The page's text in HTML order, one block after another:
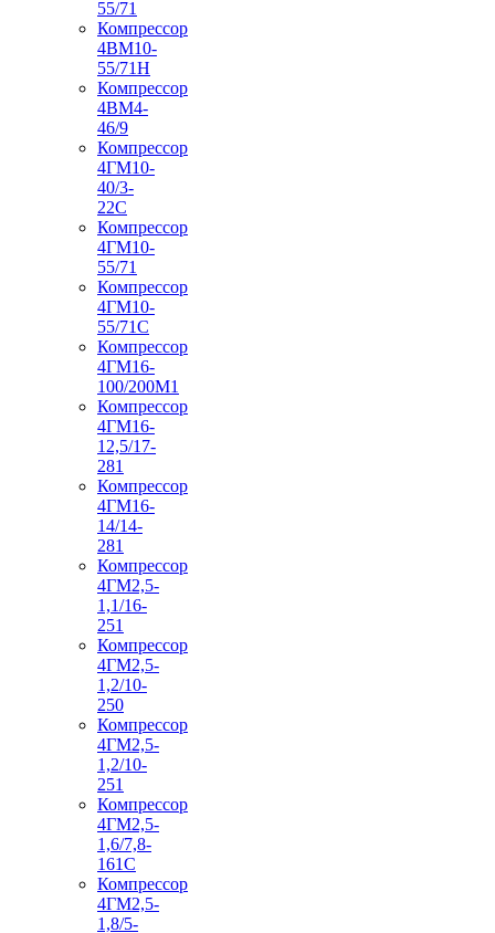
55/71
Компрессор
4ВМ10-
55/71Н
Компрессор
4ВМ4-
46/9
Компрессор
4ГМ10-
40/3-
22С
Компрессор
4ГМ10-
55/71
Компрессор
4ГМ10-
55/71С
Компрессор
4ГМ16-
100/200М1
Компрессор
4ГМ16-
12,5/17-
281
Компрессор
4ГМ16-
14/14-
281
Компрессор
4ГМ2,5-
1,1/16-
251
Компрессор
4ГМ2,5-
1,2/10-
250
Компрессор
4ГМ2,5-
1,2/10-
251
Компрессор
4ГМ2,5-
1,6/7,8-
161С
Компрессор
4ГМ2,5-
1,8/5-